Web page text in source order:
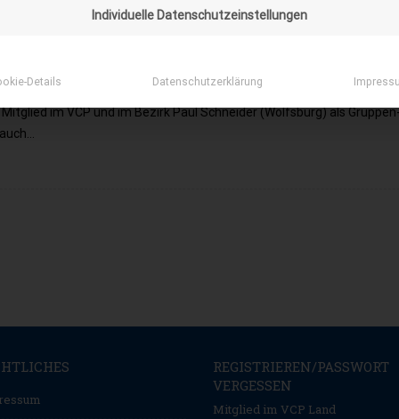
Leute des VCP Niedersachsen! Nachdem Philipp euch die letzten
in der ADS in Hannover zur Verfügung. Ich bin seit mehr
im VCP und im Bezirk Paul Schneider (Wolfsburg) als
REGISTRIEREN/PASSWORT
VERGESSEN
Mitglied im VCP Land
Individuelle Datenschutzeinstellungen
Details Datenschutzerklärung